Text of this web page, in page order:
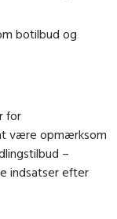
botilbud og
for
være opmærksom
–
indsatser efter